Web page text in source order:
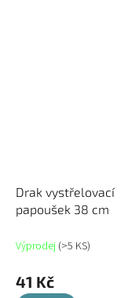
Drak vystřelovací
papoušek 38 cm
Výprodej (>5 KS)
41 Kč